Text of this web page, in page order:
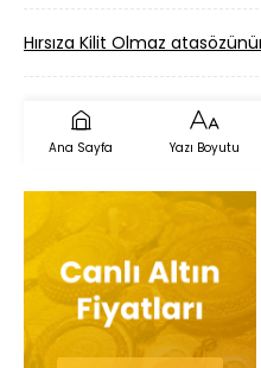
Hırsıza Kilit Olmaz
Ana Sayfa Yazı Boyutu